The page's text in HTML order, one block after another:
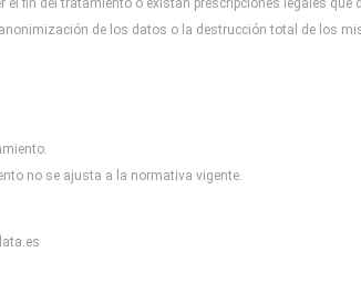
anonimización de los datos o la destrucción total de los
no se ajusta a la normativa vigente.